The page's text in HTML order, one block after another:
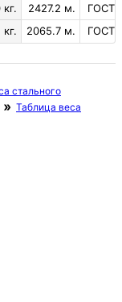
2427.2 м.
ГОСТ
2065.7 м. ГОСТ
стального
Таблица веса